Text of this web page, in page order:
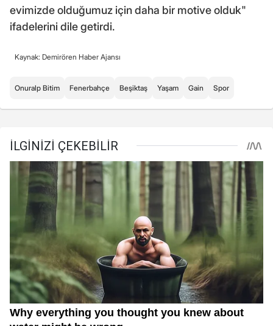
evimizde olduğumuz için daha bir motive olduk"
ifadelerini dile getirdi.
Kaynak: Demirören Haber Ajansı
Onuralp Bitim Fenerbahçe Beşiktaş Yaşam Gain Spor